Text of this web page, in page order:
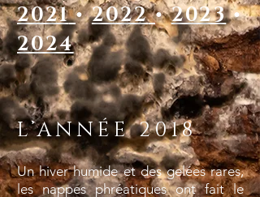
2021 •2022 •2023•
2024
L’ANNÉE2018
Un hiver humide et des gelées rares,
les nappes phréatiques ont fait le